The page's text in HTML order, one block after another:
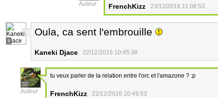
Auteur FrenchKizz 23/12/2016 11:08:53
9
Oula, ca sent l'embrouille
Kaneki Djace 22/12/2016 10:45:38
32
Auteur
tu veux parler de la relation entre l'orc et l'amazone ? :p
FrenchKizz 22/12/2016 10:49:53